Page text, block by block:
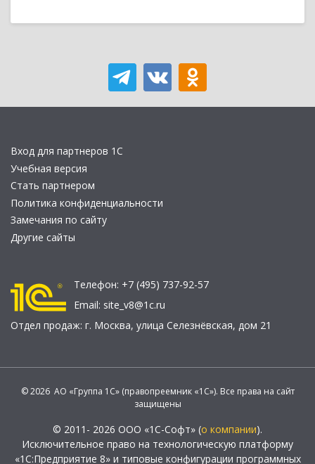
Вход для партнеров 1С
Учебная версия
Стать партнером
Политика конфиденциальности
Замечания по сайту
Другие сайты
Телефон: +7 (495) 737-92-57
Email: site_v8@1c.ru
Отдел продаж: г. Москва, улица Селезнёвская, дом 21
© 2026 АО «Группа 1С» (правопреемник «1С»). Все права на сайт
защищены
© 2011- 2026 ООО «1С-Софт» (о компании).
Исключительное право на технологическую платформу
«1С:Предприятие 8» и типовые конфигурации программных